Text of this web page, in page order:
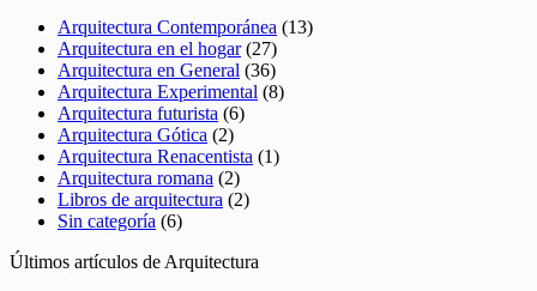
Arquitectura Contemporánea (13)
Arquitectura en el hogar(27)
Arquitectura en General (36)
Arquitectura Experimental (8)
Arquitectura futurista (6)
Arquitectura Gótica (2)
Arquitectura Renacentista (1)
Arquitectura romana (2)
Libros de arquitectura (2)
Sin categoría (6)
Últimos artículos de Arquitectura